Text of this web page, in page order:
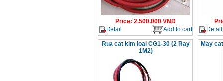
Price: 2.500.000 VND
Detail
Add to cart
Detail
Rua cat kim loai CG1-30 (2 Ray
1M2)
May